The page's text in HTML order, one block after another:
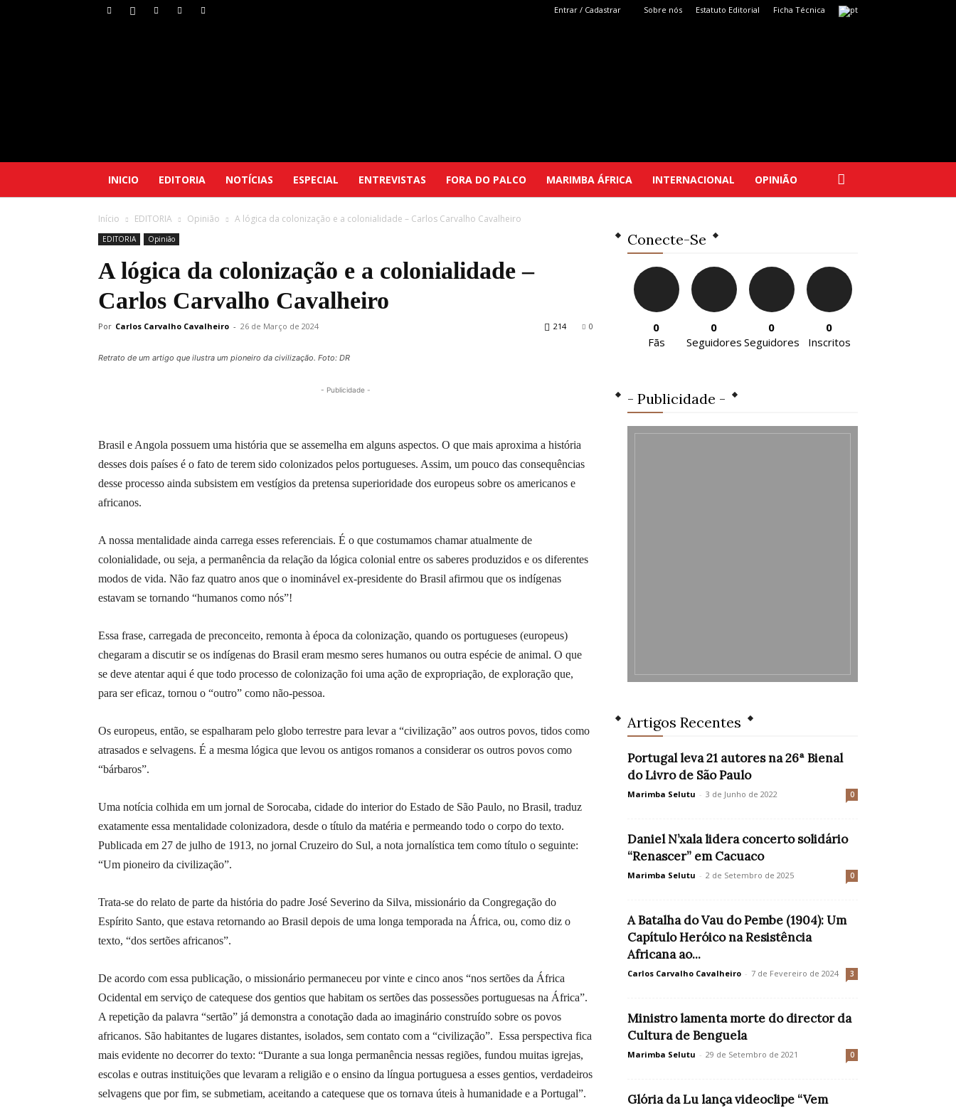
Entrar / Cadastrar Sobre nós Estatuto Editorial Ficha Técnica
INICIO EDITORIA NOTÍCIAS ESPECIAL ENTREVISTAS FORA DO PALCO MARIMBA ÁFRICA INTERNACIONAL OPINIÃO
Início EDITORIA Opinião A lógica da colonização e a colonialidade – Carlos Carvalho Cavalheiro
EDITORIA Opinião
A lógica da colonização e a colonialidade –
Carlos Carvalho Cavalheiro
Por Carlos Carvalho Cavalheiro - 26 de Março de 2024 0
214
Retrato de um artigo que ilustra um pioneiro da civilização. Foto: DR
- Publicidade -
Brasil e Angola possuem uma história que se assemelha em alguns aspectos. O que mais aproxima a história
desses dois países é o fato de terem sido colonizados pelos portugueses. Assim, um pouco das consequências
desse processo ainda subsistem em vestígios da pretensa superioridade dos europeus sobre os americanos e
africanos.
A nossa mentalidade ainda carrega esses referenciais. É o que costumamos chamar atualmente de
colonialidade, ou seja, a permanência da relação da lógica colonial entre os saberes produzidos e os diferentes
modos de vida. Não faz quatro anos que o inominável ex-presidente do Brasil afirmou que os indígenas
estavam se tornando “humanos como nós”!
Essa frase, carregada de preconceito, remonta à época da colonização, quando os portugueses (europeus)
chegaram a discutir se os indígenas do Brasil eram mesmo seres humanos ou outra espécie de animal. O que
se deve atentar aqui é que todo processo de colonização foi uma ação de expropriação, de exploração que,
para ser eficaz, tornou o “outro” como não-pessoa.
Os europeus, então, se espalharam pelo globo terrestre para levar a “civilização” aos outros povos, tidos como
atrasados e selvagens. É a mesma lógica que levou os antigos romanos a considerar os outros povos como
“bárbaros”.
Uma notícia colhida em um jornal de Sorocaba, cidade do interior do Estado de São Paulo, no Brasil, traduz
exatamente essa mentalidade colonizadora, desde o título da matéria e permeando todo o corpo do texto.
Publicada em 27 de julho de 1913, no jornal Cruzeiro do Sul, a nota jornalística tem como título o seguinte:
“Um pioneiro da civilização”.
Trata-se do relato de parte da história do padre José Severino da Silva, missionário da Congregação do
Espírito Santo, que estava retornando ao Brasil depois de uma longa temporada na África, ou, como diz o
texto, “dos sertões africanos”.
De acordo com essa publicação, o missionário permaneceu por vinte e cinco anos “nos sertões da África
Ocidental em serviço de catequese dos gentios que habitam os sertões das possessões portuguesas na África”.
A repetição da palavra “sertão” já demonstra a conotação dada ao imaginário construído sobre os povos
africanos. São habitantes de lugares distantes, isolados, sem contato com a “civilização”. Essa perspectiva fica
mais evidente no decorrer do texto: “Durante a sua longa permanência nessas regiões, fundou muitas igrejas,
escolas e outras instituições que levaram a religião e o ensino da língua portuguesa a esses gentios, verdadeiros
selvagens que por fim, se submetiam, aceitando a catequese que os tornava úteis à humanidade e a Portugal”.
Conecte-Se
0
Fãs
0
Seguidores
0
Seguidores
0
Inscritos
- Publicidade -
Artigos Recentes
Portugal leva 21 autores na 26ª Bienal
do Livro de São Paulo
Marimba Selutu - 3 de Junho de 2022 0
Daniel N’xala lidera concerto solidário
“Renascer” em Cacuaco
Marimba Selutu - 2 de Setembro de 2025 0
A Batalha do Vau do Pembe (1904): Um
Capítulo Heróico na Resistência
Africana ao...
Carlos Carvalho Cavalheiro - 7 de Fevereiro de 2024 3
Ministro lamenta morte do director da
Cultura de Benguela
Marimba Selutu - 29 de Setembro de 2021 0
Glória da Lu lança videoclipe “Vem